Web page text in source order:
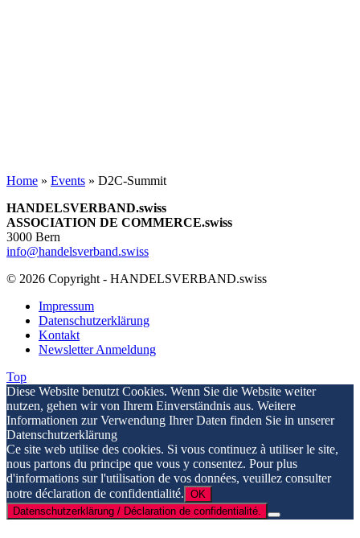
Home » Events » D2C-Summit
HANDELSVERBAND.swiss
ASSOCIATION DE COMMERCE.swiss
3000 Bern
info@handelsverband.swiss
© 2026 Copyright - HANDELSVERBAND.swiss
Impressum
Datenschutzerklärung
Kontakt
Newsletter Anmeldung
Top
Diese Website benutzt Cookies. Wenn Sie die Website weiter
nutzen, gehen wir von Ihrem Einverständnis aus. Weitere
Informationen zur Verwendung Ihrer Daten finden Sie in unserer
Datenschutzerklärung
Ce site web utilise des cookies. Si vous continuez à utiliser le site,
nous partons du principe que vous y consentez. Pour plus
d'informations sur l'utilisation de vos données, veuillez consulter
notre déclaration de confidentialité. OK
Datenschutzerklärung / Déclaration de confidentialité.